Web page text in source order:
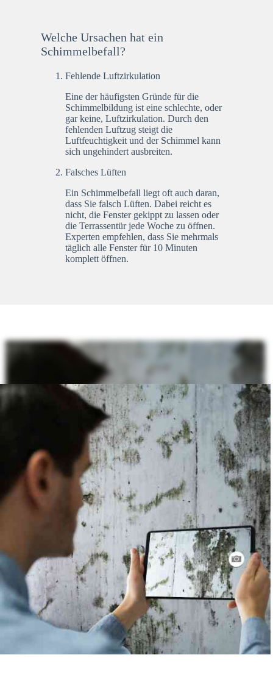
Welche Ursachen hat ein
Schimmelbefall?
Fehlende Luftzirkulation
Eine der häufigsten Gründe für die
Schimmelbildung ist eine schlechte, oder
gar keine, Luftzirkulation. Durch den
fehlenden Luftzug steigt die
Luftfeuchtigkeit und der Schimmel kann
sich ungehindert ausbreiten.
Falsches Lüften
Ein Schimmelbefall liegt oft auch daran,
dass Sie falsch Lüften. Dabei reicht es
nicht, die Fenster gekippt zu lassen oder
die Terrassentür jede Woche zu öffnen.
Experten empfehlen, dass Sie mehrmals
täglich alle Fenster für 10 Minuten
komplett öffnen.